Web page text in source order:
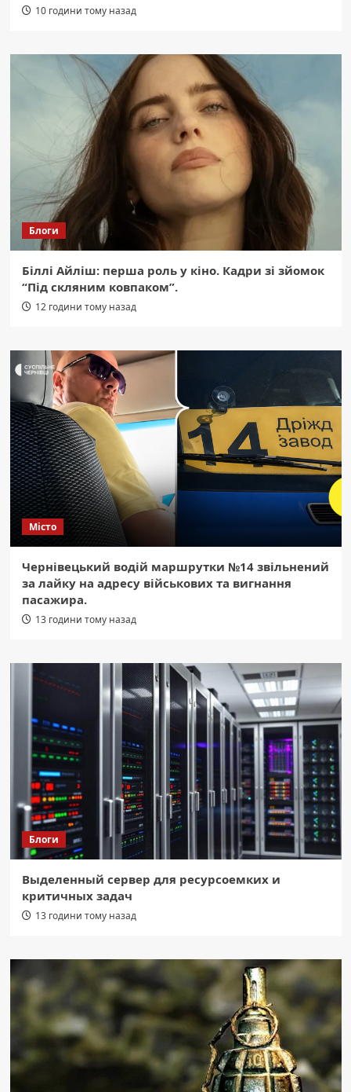
10 години тому назад
Блоги
Біллі Айліш: перша роль у кіно. Кадри зі зйомок
“Під скляним ковпаком”.
12 години тому назад
Місто
Чернівецький водій маршрутки №14 звільнений
за лайку на адресу військових та вигнання
пасажира.
13 години тому назад
Блоги
Выделенный сервер для ресурсоемких и
критичных задач
13 години тому назад